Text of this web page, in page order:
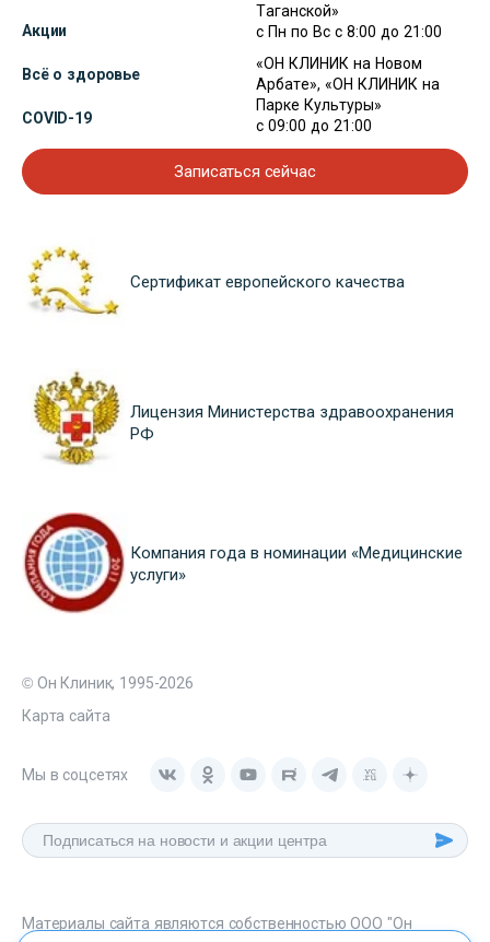
Акции
Всё о здоровье
COVID-19
Таганской»
с Пн по Вс с 8:00 до 21:00
«ОН КЛИНИК на Новом
Арбате», «ОН КЛИНИК на
Парке Культуры»
с 09:00 до 21:00
Записаться сейчас
Сертификат европейского качества
Лицензия Министерства здравоохранения
РФ
Компания года в номинации «Медицинские
услуги»
© Он Клиник, 1995-2026
Карта сайта
Мы в соцсетях
Материалы сайта являются собственностью ООО "Он